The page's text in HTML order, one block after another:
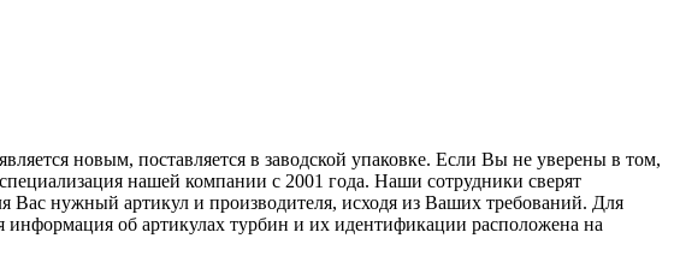
новым, поставляется в заводской упаковке. Если Вы не уверены в том,
нашей компании с 2001 года. Наши сотрудники сверят
Вас нужный артикул и производителя, исходя из Ваших требований. Для
об артикулах турбин и их идентификации расположена на